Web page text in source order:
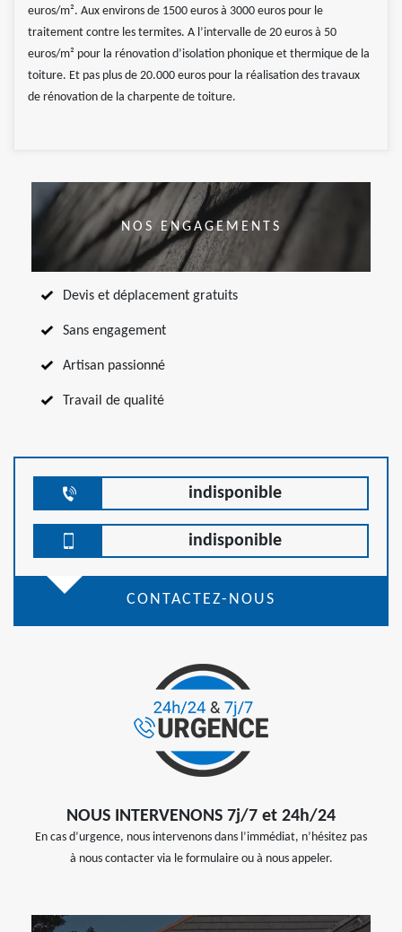
euros/m². Aux environs de 1500 euros à 3000 euros pour le
traitement contre les termites. A l’intervalle de 20 euros à 50
euros/m² pour la rénovation d’isolation phonique et thermique de la
toiture. Et pas plus de 20.000 euros pour la réalisation des travaux
de rénovation de la charpente de toiture.
NOS ENGAGEMENTS
Devis et déplacement gratuits
Sans engagement
Artisan passionné
Travail de qualité
indisponible
indisponible
CONTACTEZ-NOUS
NOUS INTERVENONS 7j/7 et 24h/24
En cas d’urgence, nous intervenons dans l’immédiat, n’hésitez pas
à nous contacter via le formulaire ou à nous appeler.